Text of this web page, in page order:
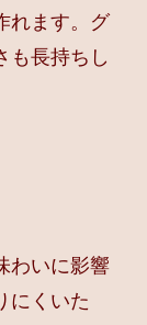
れます。グ
も長持ちし
わいに影響
にくいた